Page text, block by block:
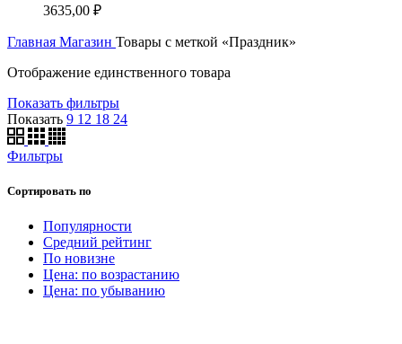
3635,00 ₽
Главная Магазин Товары с меткой «Праздник»
Отображение единственного товара
Показать фильтры
Показать 9 12 18 24
Фильтры
Сортировать по
Популярности
Средний рейтинг
По новизне
Цена: по возрастанию
Цена: по убыванию